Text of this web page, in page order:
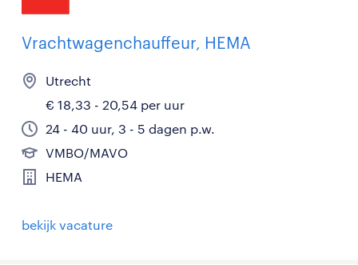
Vrachtwagenchauffeur, HEMA
Utrecht
€ 18,33 - 20,54 per uur
24 - 40 uur, 3 - 5 dagen p.w.
VMBO/MAVO
HEMA
bekijk vacature